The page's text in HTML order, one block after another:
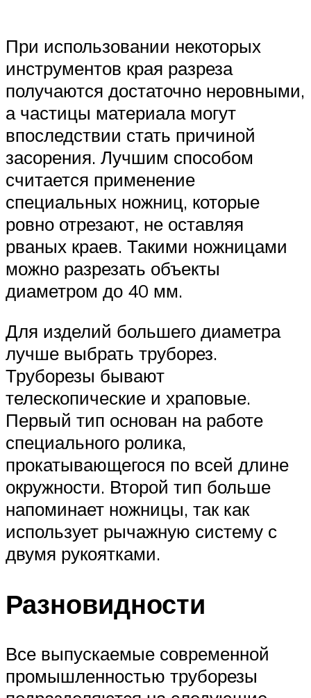
При использовании некоторых
инструментов края разреза
получаются достаточно неровными,
а частицы материала могут
впоследствии стать причиной
засорения. Лучшим способом
считается применение
специальных ножниц, которые
ровно отрезают, не оставляя
рваных краев. Такими ножницами
можно разрезать объекты
диаметром до 40 мм.
Для изделий большего диаметра
лучше выбрать труборез.
Труборезы бывают
телескопические и храповые.
Первый тип основан на работе
специального ролика,
прокатывающегося по всей длине
окружности. Второй тип больше
напоминает ножницы, так как
использует рычажную систему с
двумя рукоятками.
Разновидности
Все выпускаемые современной
промышленностью труборезы